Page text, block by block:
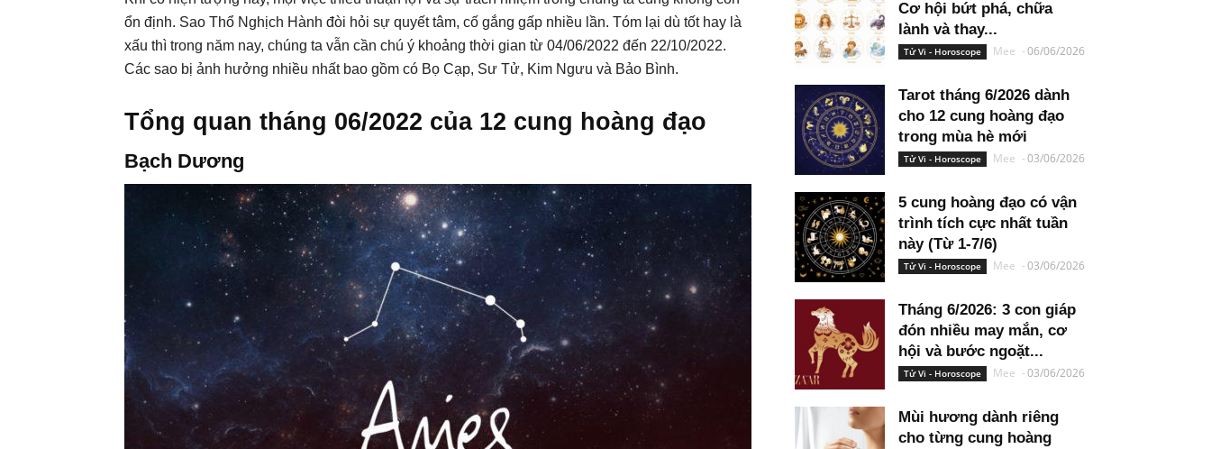
ổn định. Sao Thổ Nghịch Hành đòi hỏi sự quyết tâm, cố gắng gấp nhiều lần. Tóm lại dù tốt hay là
xấu thì trong năm nay, chúng ta vẫn cần chú ý khoảng thời gian từ 04/06/2022 đến 22/10/2022.
Các sao bị ảnh hưởng nhiều nhất bao gồm có Bọ Cạp, Sư Tử, Kim Ngưu và Bảo Bình.
Tổng quan tháng 06/2022 của 12 cung hoàng đạo
Bạch Dương
Cơ hội bứt phá, chữa
lành và thay...
Tử Vi - Horoscope Mee -06/06/2026
Tarot tháng 6/2026 dành
cho 12 cung hoàng đạo
trong mùa hè mới
Tử Vi - Horoscope Mee -03/06/2026
5 cung hoàng đạo có vận
trình tích cực nhất tuần
này (Từ 1-7/6)
Tử Vi - Horoscope Mee -03/06/2026
Tháng 6/2026: 3 con giáp
đón nhiều may mắn, cơ
hội và bước ngoặt...
Tử Vi - Horoscope Mee -03/06/2026
Mùi hương dành riêng
cho từng cung hoàng